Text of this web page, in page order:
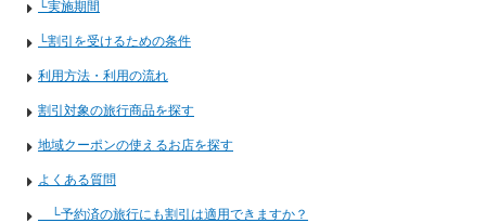
└実施期間
└割引を受けるための条件
利用方法・利用の流れ
割引対象の旅行商品を探す
地域クーポンの使えるお店を探す
よくある質問
└予約済の旅行にも割引は適用できますか？